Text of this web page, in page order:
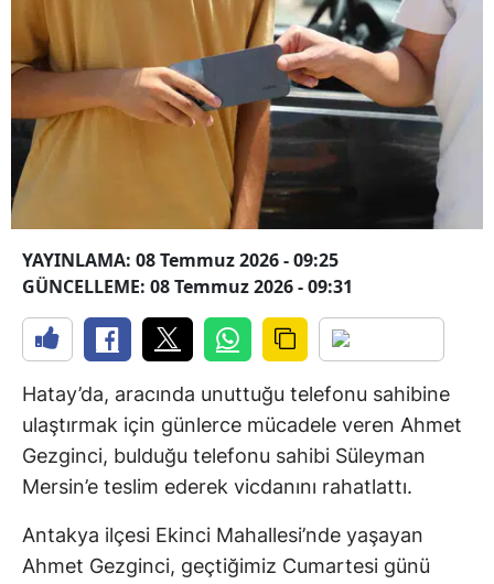
YAYINLAMA: 08 Temmuz 2026 - 09:25
GÜNCELLEME: 08 Temmuz 2026 - 09:31
Hatay’da, aracında unuttuğu telefonu sahibine
ulaştırmak için günlerce mücadele veren Ahmet
Gezginci, bulduğu telefonu sahibi Süleyman
Mersin’e teslim ederek vicdanını rahatlattı.
Antakya ilçesi Ekinci Mahallesi’nde yaşayan
Ahmet Gezginci, geçtiğimiz Cumartesi günü